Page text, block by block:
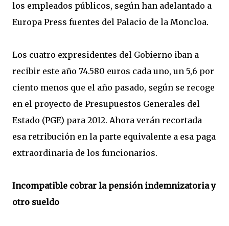
los empleados públicos, según han adelantado a
Europa Press fuentes del Palacio de la Moncloa.
Los cuatro expresidentes del Gobierno iban a
recibir este año 74.580 euros cada uno, un 5,6 por
ciento menos que el año pasado, según se recoge
en el proyecto de Presupuestos Generales del
Estado (PGE) para 2012. Ahora verán recortada
esa retribución en la parte equivalente a esa paga
extraordinaria de los funcionarios.
Incompatible cobrar la pensión indemnizatoria y
otro sueldo